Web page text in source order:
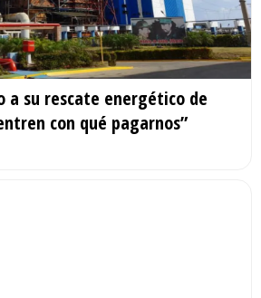
a su rescate energético de
con qué pagarnos”